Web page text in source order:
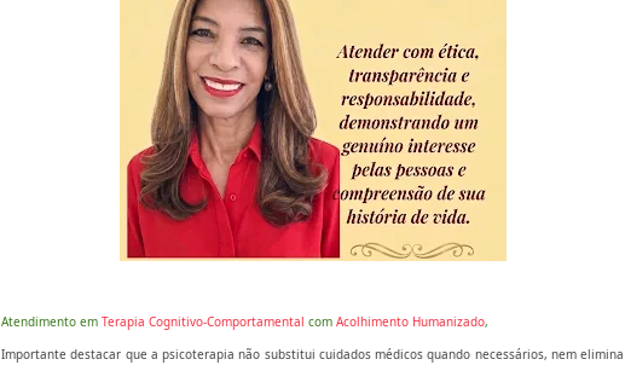
Atendimento em Terapia Cognitivo-Comportamental com Acolhimento Humanizado,
Importante destacar que a psicoterapia não substitui cuidados médicos quando necessários, nem elimina